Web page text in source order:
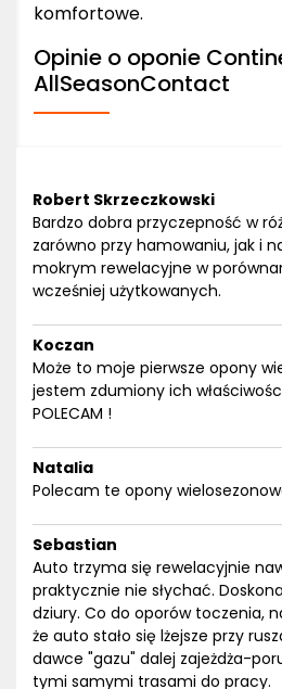
komfortowe.
Opinie o oponie
AllSeasonContact
Robert Skrzeczkowski
Bardzo dobra przyczepność w
zarówno przy hamowaniu, jak i
mokrym rewelacyjne w
wcześniej użytkowanych.
Koczan
Może to moje pierwsze opony
jestem zdumiony ich
POLECAM !
Natalia
Polecam te opony
Sebastian
Auto trzyma się rewelacyjnie
praktycznie nie słychać.
dziury. Co do oporów toczenia,
że auto stało się lżejsze przy
dawce "gazu" dalej zajeżdża-
tymi samymi trasami do pracy.